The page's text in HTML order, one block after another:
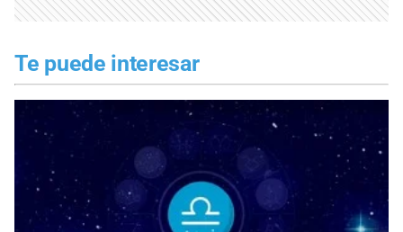
Te puede interesar